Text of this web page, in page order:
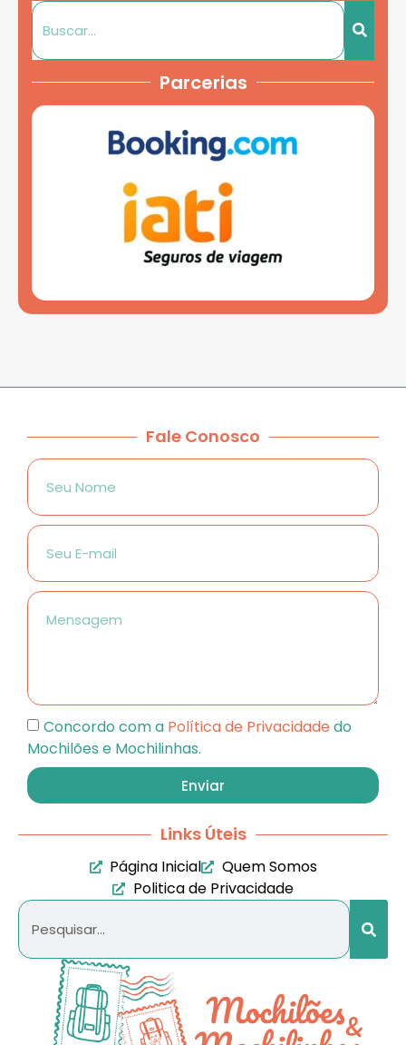
Parcerias
Fale Conosco
Concordo com a Política de Privacidade do
Mochilões e Mochilinhas.
Enviar
Links Úteis
Página Inicial
Quem Somos
Politica de Privacidade